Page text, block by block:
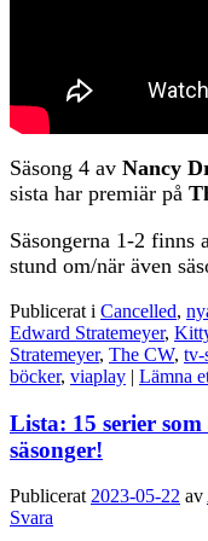
Säsong 4 av Nancy
sista har premiär på
Säsongerna 1-2 finns
stund om/när även
Publicerat i Cancelled,
Edward Stratemeyer,
Stratemeyer, The CW, tv-
böcker, viaplay | Lämna
Lista: 15 serier
säsonger!
Publicerat 2023-05-22 av
Svara